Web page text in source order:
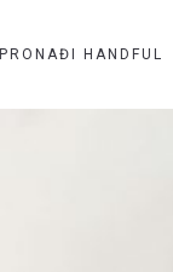
PRONAĐI HANDFUL